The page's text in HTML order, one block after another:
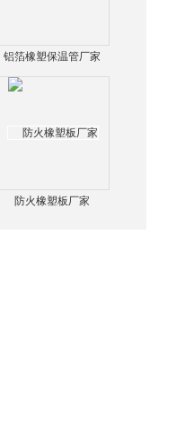
铝箔橡塑保温管厂家
防火橡塑板厂家